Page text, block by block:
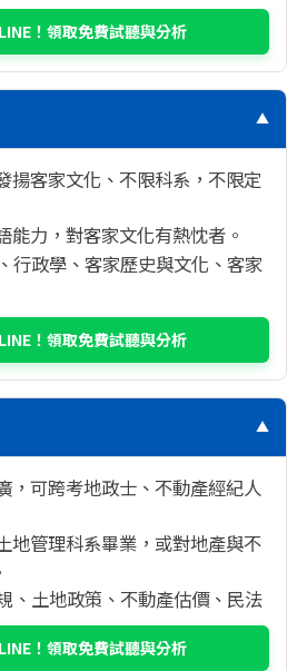
！領取免費試聽與分析
▼
揚客家文化、不限科系，不限定
能力，對客家文化有熱忱者。
行政學、客家歷史與文化、客家
！領取免費試聽與分析
▼
，可跨考地政士、不動產經紀人
地管理科系畢業，或對地產與不
、土地政策、不動產估價、民法
！領取免費試聽與分析